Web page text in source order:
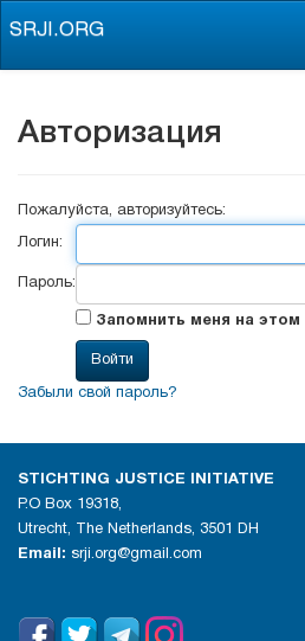
SRJI.ORG
Авторизация
Пожалуйста, авторизуйтесь:
Логин:
Пароль:
Запомнить меня на
Забыли свой пароль?
STICHTING JUSTICE INITIATIVE
P.O Box 19318,
Utrecht, The Netherlands, 3501 DH
Email: srji.org@gmail.com